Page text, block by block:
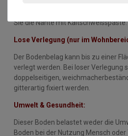
Sie die Nähte mit Kaltschweisspaste.
Lose Verlegung (nur im
Der Bodenbelag kann bis zu einer
verlegt werden. Bei loser Verlegung
doppelseitigen,
gitterartig fixiert werden.
Umwelt & Gesundheit:
Dieser Boden belastet weder die
Boden bei der Nutzung Mensch oder